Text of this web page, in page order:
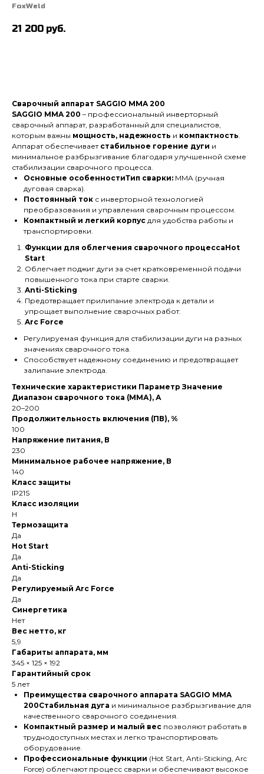
FoxWeld
21 200 руб.
Сварочный аппарат SAGGIO MMA 200
SAGGIO MMA 200 – профессиональный инверторный
сварочный аппарат, разработанный для специалистов,
которым важны мощность, надежность и компактность
Аппарат обеспечивает стабильное горение дуги и
минимальное разбрызгивание благодаря улучшенной схеме
стабилизации сварочного процесса.
Основные особенностиТип сварки: MMA (ручная
дуговая сварка).
Постоянный ток с инверторной технологией
преобразования и управления сварочным процессом.
Компактный и легкий корпус для удобства работы и
транспортировки.
Функции для облегчения сварочного процессаHot
Start
Облегчает поджиг дуги за счет кратковременной подачи
повышенного тока при старте сварки.
Anti-Sticking
Предотвращает прилипание электрода к детали и
упрощает выполнение сварочных работ.
Arc Force
Регулируемая функция для стабилизации дуги на разных
значениях сварочного тока.
Способствует надежному соединению и предотвращает
залипание электрода.
Технические характеристики Параметр Значение
Диапазон сварочного тока (ММА), А
20–200
Продолжительность включения (ПВ), %
100
Напряжение питания, В
230
Минимальное рабочее напряжение, В
140
Класс защиты
IP21S
Класс изоляции
H
Термозащита
Да
Hot Start
Да
Anti-Sticking
Да
Регулируемый Arc Force
Да
Синергетика
Нет
Вес нетто, кг
5,9
Габариты аппарата, мм
345 × 125 × 192
Гарантийный срок
5 лет
Преимущества сварочного аппарата SAGGIO MMA
200Стабильная дуга и минимальное разбрызгивание для
качественного сварочного соединения.
Компактный размер и малый вес позволяют работать в
труднодоступных местах и легко транспортировать
оборудование.
Профессиональные функции (Hot Start, Anti-Sticking, Arc
Force) облегчают процесс сварки и обеспечивают высокое